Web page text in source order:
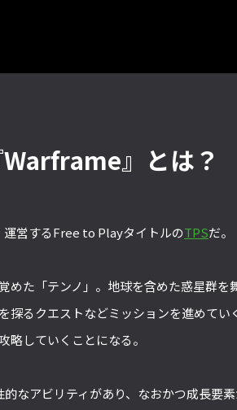
』とは？
営するFree to PlayタイトルのTPSだ。
めた「テンノ」。地球を含めた惑星群を
探るクエストなどミッションを進めてい
していくことになる。
なアビリティがあり、なおかつ成長要